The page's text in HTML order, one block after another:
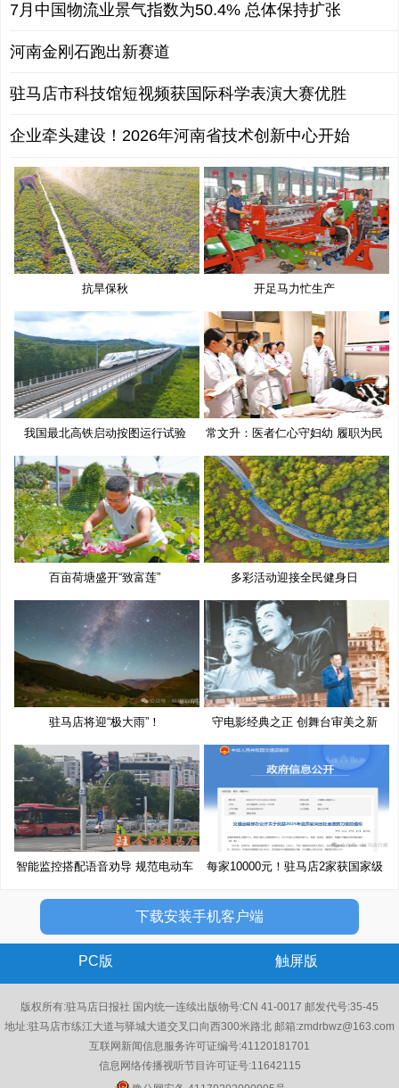
7月中国物流业景气指数为50.4% 总体保持扩张
河南金刚石跑出新赛道
驻马店市科技馆短视频获国际科学表演大赛优胜
企业牵头建设！2026年河南省技术创新中心开始
抗旱保秋 开足马力忙生产
我国最北高铁启动按图运行试验 常文升：医者仁心守妇幼 履职为民
百亩荷塘盛开“致富莲” 多彩活动迎接全民健身日
驻马店将迎“极大雨”！ 守电影经典之正 创舞台审美之新
智能监控搭配语音劝导 规范电动车
每家10000元！驻马店2家获国家级
下载安装手机客户端
PC版 触屏版
版权所有:驻马店日报社 国内统一连续出版物号:CN 41-0017 邮发代号:35-45
地址:驻马店市练江大道与驿城大道交叉口向西300米路北 邮箱:zmdrbwz@163.com
互联网新闻信息服务许可证编号:41120181701
信息网络传播视听节目许可证号:11642115